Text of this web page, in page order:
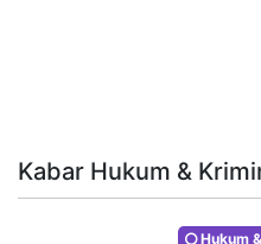
Kabar Hukum &
Hukum